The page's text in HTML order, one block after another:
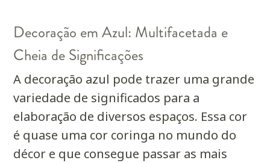
Decoração em Azul: Multifacetada e
Cheia de Significações
A decoração azul pode trazer uma grande
variedade de significados para a
elaboração de diversos espaços. Essa cor
é quase uma cor coringa no mundo do
décor e que consegue passar as mais